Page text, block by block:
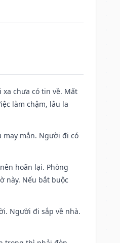
chưa có tin về. Mất
làm chậm, lâu la
mắn. Người đi có
hoãn lại. Phòng
này. Nếu bắt buộc
Người đi sắp về nhà.